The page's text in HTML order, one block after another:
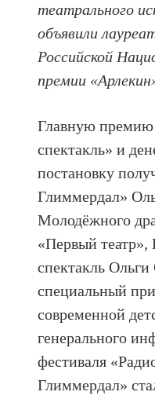
театрального
объявили
Российской
премии
Главную
спектакль» и
постановку
Глиммердал»
Молодёжного
«Первый
спектакль Ольги
специальный
современной
генерального
фестиваля
Глиммердал»